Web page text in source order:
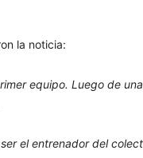
la noticia:
equipo. Luego de
el entrenador del